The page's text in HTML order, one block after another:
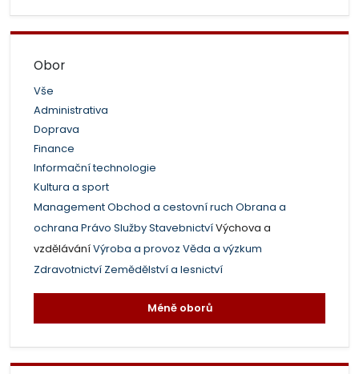
Obor
Vše
Administrativa
Doprava
Finance
Informační technologie
Kultura a sport
ManagementObchod a cestovní ruch Obrana a
ochrana Právo SlužbyStavebnictvíVýchova a
vzděláváníVýroba a provoz Věda a výzkum
Zdravotnictví Zemědělství a lesnictví
Méně oborů